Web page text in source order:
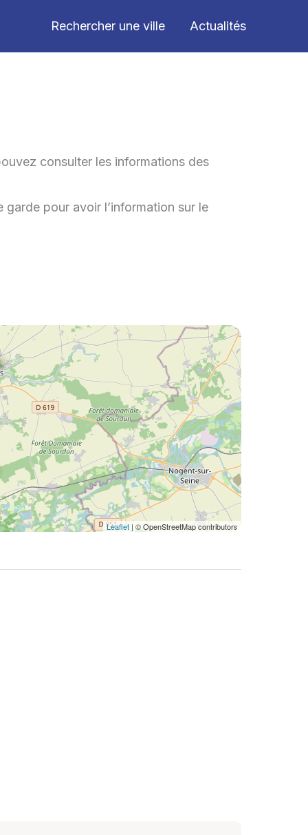
Rechercher une ville Actualités
consulter les informations des
pour avoir l’information sur le
Leaflet | © OpenStreetMap contributors